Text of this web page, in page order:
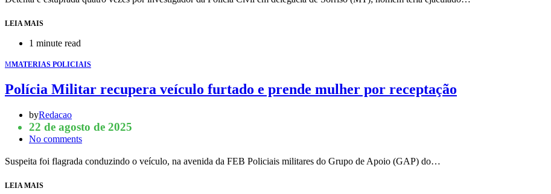
LEIA MAIS
1 minute read
MMATERIAS POLICIAIS
Polícia Militar recupera veículo furtado e prende mulher por receptação
byRedacao
22 de agosto de 2025
No comments
Suspeita foi flagrada conduzindo o veículo, na avenida da FEB Policiais militares do Grupo de Apoio (GAP) do…
LEIA MAIS